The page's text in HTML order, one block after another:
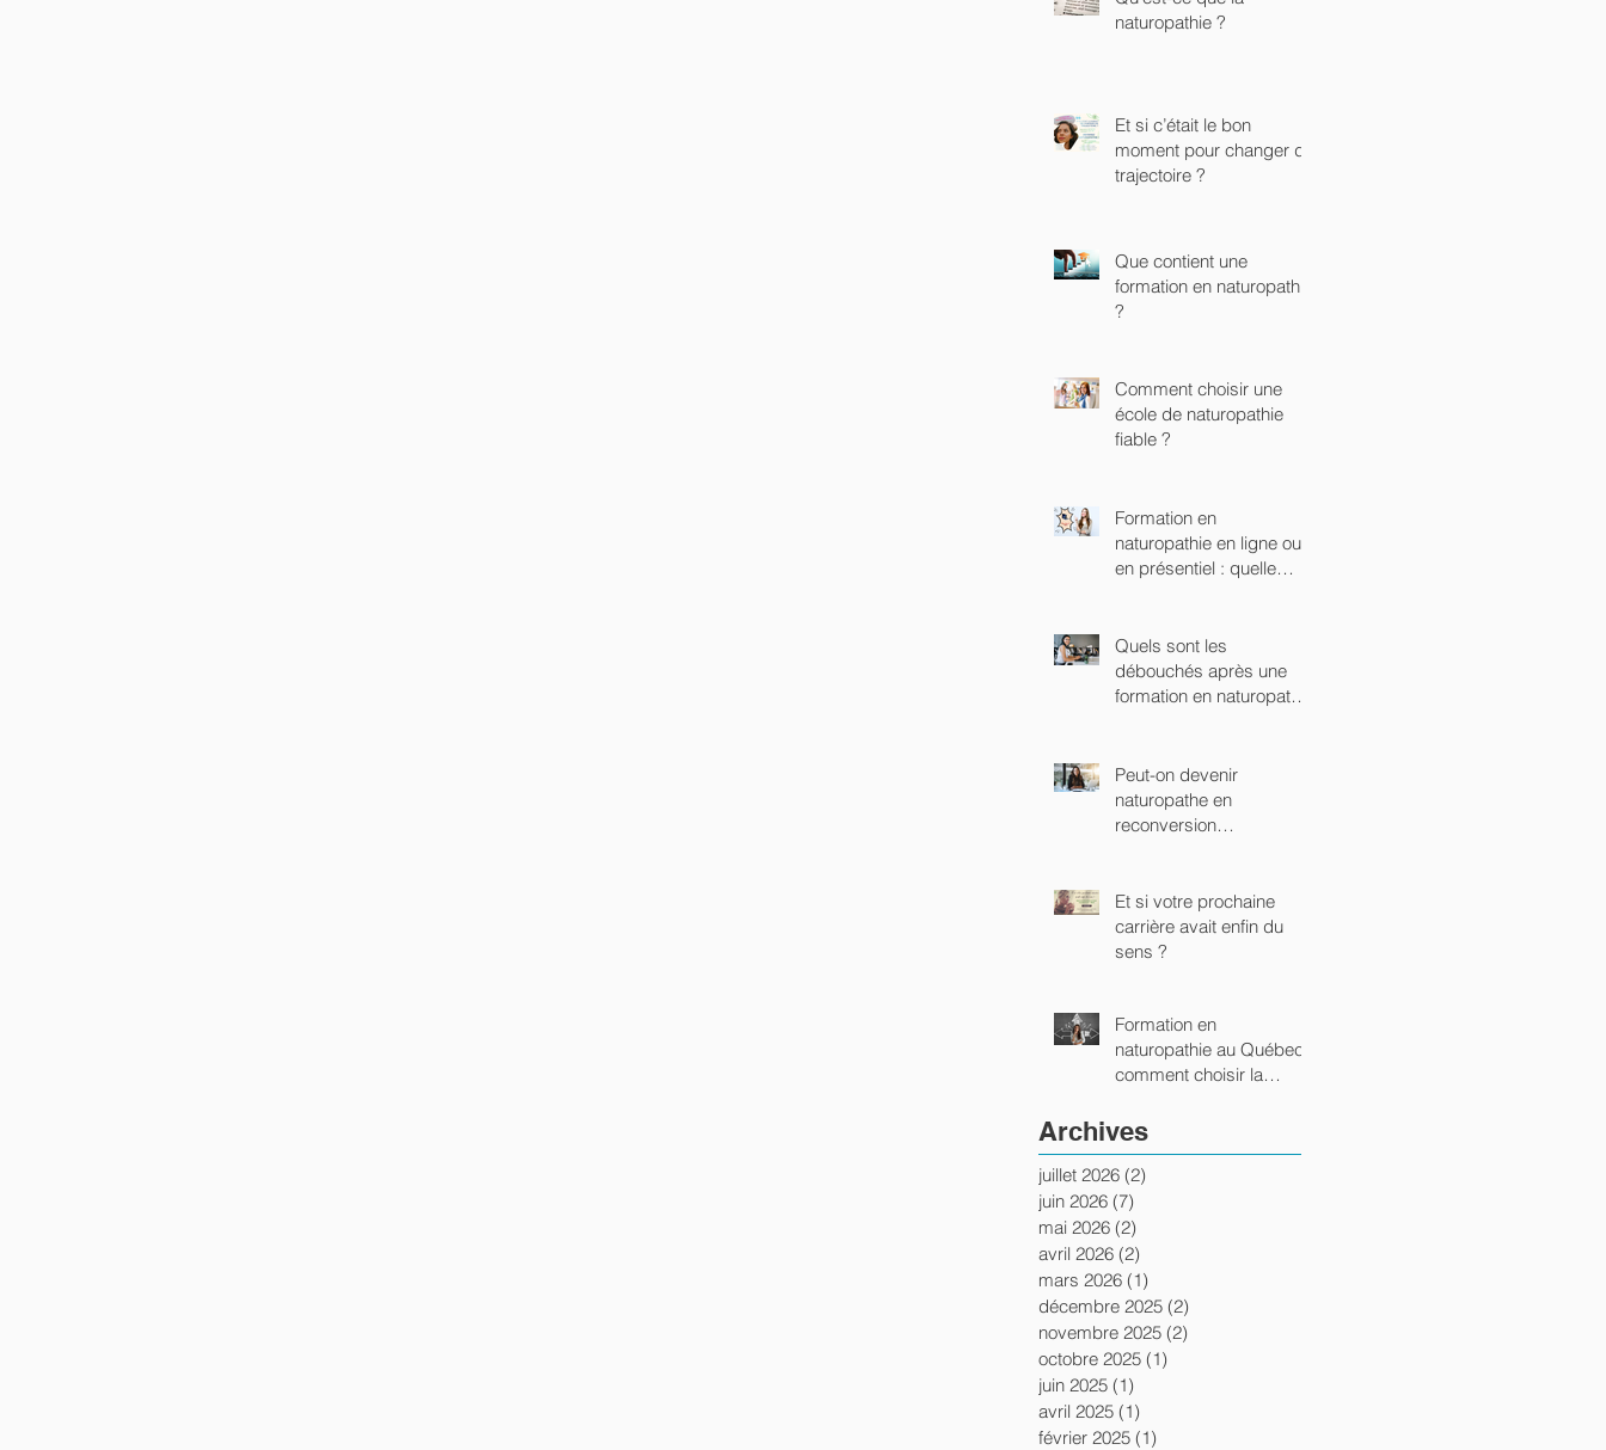
naturopathie ?
Et si c’était le bon
moment pour changer de
trajectoire ?
Que contient une
formation en naturopathie
?
Comment choisir une
école de naturopathie
fiable ?
Formation en
naturopathie en ligne ou
en présentiel : quelle
Quels sont les
débouchés après une
formation en naturopathie
Peut-on devenir
naturopathe en
reconversion
Et si votre prochaine
carrière avait enfin du
sens ?
Formation en
naturopathie au Québec :
comment choisir la
Archives
juillet 2026 (2)
juin 2026 (7)
mai 2026 (2)
avril 2026 (2)
mars 2026 (1)
décembre 2025 (2)
novembre 2025 (2)
octobre 2025 (1)
juin 2025 (1)
avril 2025 (1)
février 2025 (1)